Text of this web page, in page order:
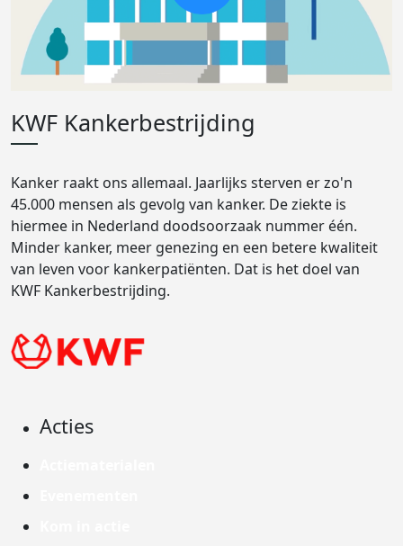
KWF Kankerbestrijding
Kanker raakt ons allemaal. Jaarlijks sterven er zo'n
45.000 mensen als gevolg van kanker. De ziekte is
hiermee in Nederland doodsoorzaak nummer één.
Minder kanker, meer genezing en een betere kwaliteit
van leven voor kankerpatiënten. Dat is het doel van
KWF Kankerbestrijding.
Acties